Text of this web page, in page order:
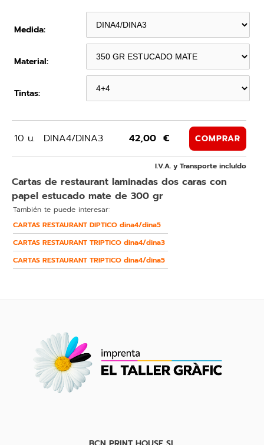
Medida:
Material:
Tintas:
10 u. DINA4/DINA3 42,00 € COMPRAR
I.V.A. y Transporte incluído
Cartas de restaurant laminadas dos caras con
papel estucado mate de 300 gr
También te puede interesar:
CARTAS RESTAURANT DIPTICO dina4/dina5
CARTAS RESTAURANT TRIPTICO dina4/dina3
CARTAS RESTAURANT TRIPTICO dina4/dina5